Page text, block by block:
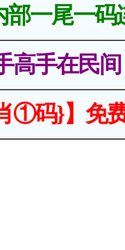
一尾一码
高手在民
①码}】免